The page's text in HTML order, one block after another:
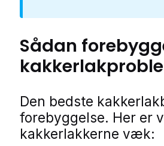
Sådan
Den bedste
forebyggelse. Her er
kakkerlakkerne væk: